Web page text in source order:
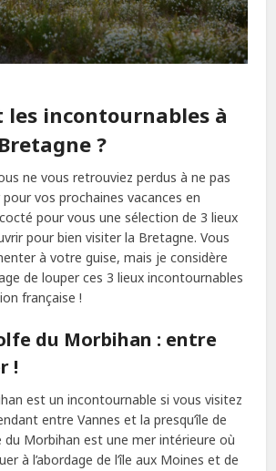
les incontournables à
?
ne vous retrouviez perdus à ne pas
vos prochaines vacances en
pour vous une sélection de 3 lieux
pour bien visiter la Bretagne. Vous
à votre guise, mais je considère
de louper ces 3 lieux incontournables
française !
du Morbihan : entre
!
est un incontournable si vous visitez
entre Vannes et la presqu’île de
du Morbihan est une mer intérieure où
à l’abordage de l’île aux Moines et de